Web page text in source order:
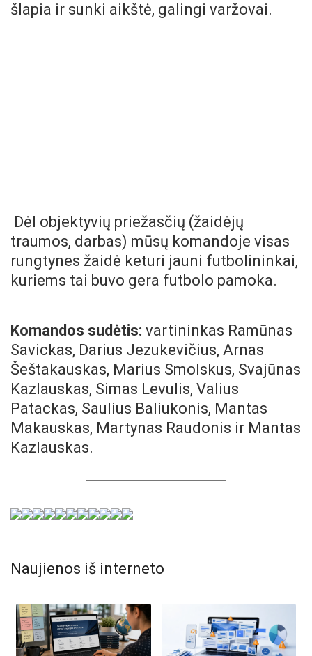
šlapia ir sunki aikštė, galingi varžovai.
Dėl objektyvių priežasčių (žaidėjų
traumos, darbas) mūsų komandoje visas
rungtynes žaidė keturi jauni futbolininkai,
kuriems tai buvo gera futbolo pamoka.
Komandos sudėtis: vartininkas Ramūnas
Savickas, Darius Jezukevičius, Arnas
Šeštakauskas, Marius Smolskus, Svajūnas
Kazlauskas, Simas Levulis, Valius
Patackas, Saulius Baliukonis, Mantas
Makauskas, Martynas Raudonis ir Mantas
Kazlauskas.
Naujienos iš interneto